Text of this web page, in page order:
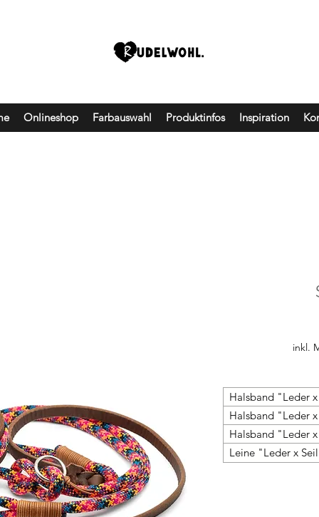
Onlineshop Farbauswahl Produktinfos Inspiration
inkl.
Halsband "Leder
Halsband "Leder
Halsband "Leder
Leine "Leder x